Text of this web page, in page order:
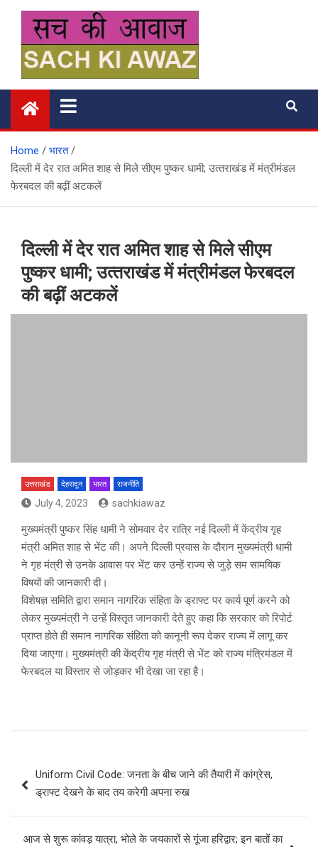
content
सच की आवाज
Home
भारत
दिल्‍ली में देर रात अमित शाह से मिले सीएम पुष्‍कर धामी; उत्‍तराखंड में मंत्रीमंडल
फेरबदल की बढ़ीं अटकलें
दिल्‍ली में देर रात अमित शाह से मिले सीएम
पुष्‍कर धामी; उत्‍तराखंड में मंत्रीमंडल फेरबदल
की बढ़ीं अटकलें
उत्तराखंड देहरादून भारत राजनीति
July 4, 2023 sachkiawaz
मुख्यमंत्री पुष्कर सिंह धामी ने सोमवार देर रात्रि नई दिल्ली में केंद्रीय गृह
मंत्री अमित शाह से भेंट की। अपने दिल्ली प्रवास के दौरान मुख्यमंत्री धामी
ने गृह मंत्री से उनके आवास पर भेंट कर उन्हें राज्य से जुड़े सम सामयिक
विषयों की जानकारी दी।
विशेषज्ञ समिति द्वारा समान नागरिक संहिता के ड्राफ्ट पर कार्य पूर्ण करने को
लेकर मुख्यमंत्री ने उन्हें विस्तृत जानकारी देते हुए कहा कि सरकार को रिपोर्ट
प्राप्त होते ही समान नागरिक संहिता को कानूनी रूप देकर राज्य में लागू कर
दिया जाएगा। मुख्यमंत्री की केंद्रीय गृह मंत्री से भेंट को राज्य मंत्रिमंडल में
फेरबदल या विस्तार से जोड़कर भी देखा जा रहा है।
navigation
Uniform Civil Code: जनता के बीच जाने की तैयारी में कांग्रेस,
ड्राफ्ट देखने के बाद तय करेगी अपना रुख
आज से शुरू कांवड़ यात्रा, भोले के जयकारों से गूंजा हरिद्वार; इन बातों का